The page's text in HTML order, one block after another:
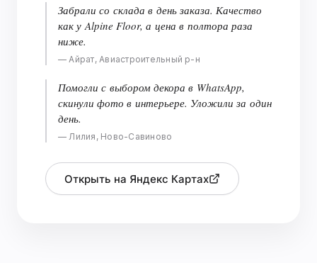
Забрали со склада в день заказа. Качество
как у Alpine Floor, а цена в полтора раза
ниже.
— Айрат, Авиастроительный р-н
Помогли с выбором декора в WhatsApp,
скинули фото в интерьере. Уложили за один
день.
— Лилия, Ново-Савиново
Открыть на Яндекс Картах